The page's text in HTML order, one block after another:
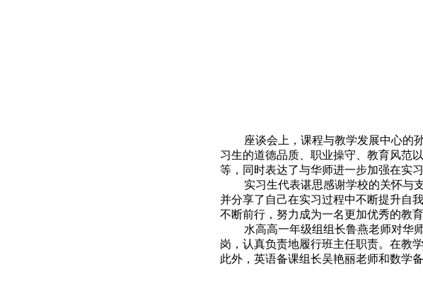
座谈会上，课程与教学发展中心的
习生的道德品质、职业操守、教育风范以
等，同时表达了与华师进一步加强在实
实习生代表谌思感谢学校的关怀与
并分享了自己在实习过程中不断提升自
不断前行，努力成为一名更加优秀的教
水高高一年级组组长鲁燕老师对华
岗，认真负责地履行班主任职责。在教
此外，英语备课组长吴艳丽老师和数学